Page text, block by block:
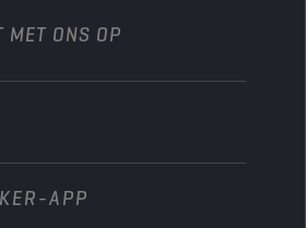
MET ONS OP
52 2620 Hemiksem
APP